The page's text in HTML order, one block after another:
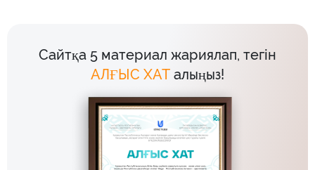
Сайтқа 5 материал жариялап, тегін
АЛҒЫС ХАТ алыңыз!